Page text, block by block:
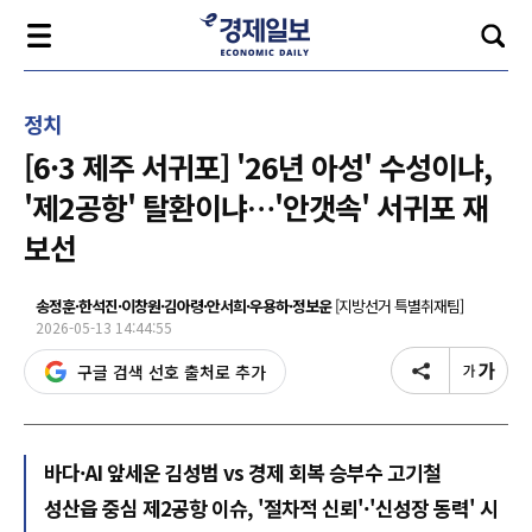
정치
[6·3 제주 서귀포] '26년 아성' 수성이냐,
'제2공항' 탈환이냐…'안갯속' 서귀포 재
보선
송정훈·한석진·이창원·김아령·안서희·우용하·정보운[지방선거 특별취재팀]
2026-05-13 14:44:55
구글 검색 선호 출처로 추가
바다·AI 앞세운 김성범 vs 경제 회복 승부수 고기철
성산읍 중심 제2공항 이슈, '절차적 신뢰'·'신성장 동력' 시